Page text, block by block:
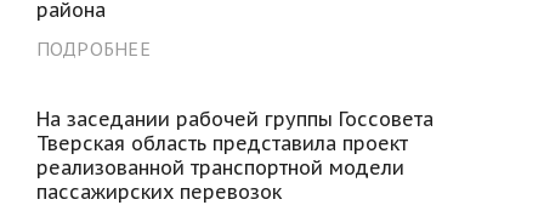
района
ПОДРОБНЕЕ
На заседании рабочей группы Госсовета
Тверская область представила проект
реализованной транспортной модели
пассажирских перевозок